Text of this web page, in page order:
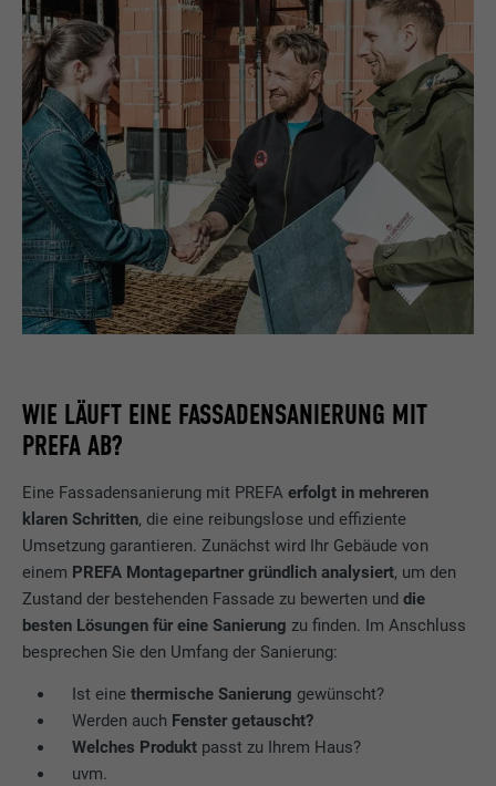
WIE LÄUFT EINE FASSADENSANIERUNG MIT
PREFA AB?
Eine Fassadensanierung mit PREFAerfolgt in mehreren
klaren Schritten, die eine reibungslose und effiziente
Umsetzung garantieren. Zunächst wird Ihr Gebäude von
einem PREFA Montagepartner gründlich analysiert, um den
Zustand der bestehenden Fassade zu bewerten unddie
besten Lösungen für eine Sanierung zu finden. Im Anschluss
besprechen Sie den Umfang der Sanierung:
Ist eine thermische Sanierung gewünscht?
Werden auch Fenster getauscht?
Welches Produktpasst zu Ihrem Haus?
uvm.
Name bcookie
Anbieter LinkedIn
Laufzeit 2 Jahre
Zweck
Verwendet vom Social-Networking-Dienst
LinkedIn für die Verfolgung der
Verwendung von eingebetteten
Dienstleistungen.
Anbieter LinkedIn
Laufzeit
Zweck
Verwendet vom Social-Networking-Dienst
LinkedIn für die Verfolgung der
Verwendung von eingebetteten
Dienstleistungen.
Name UserMatchHistory
Laufzeit 29 Tage